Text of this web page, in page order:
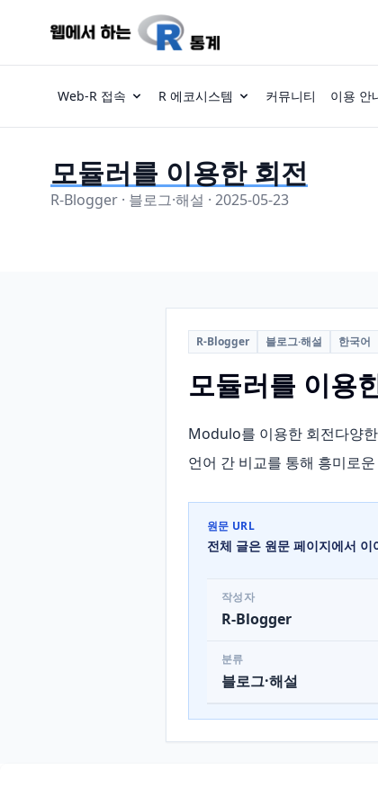
Web-R 접속 R 에코시스템 커뮤니티 이용 안
모듈러를 이용한 회전
R-Blogger · 블로그·해설 · 2025-05-23
R-Blogger 블로그·해설 한국어
모듈러를 이용
Modulo를 이용한 회전다양
언어 간 비교를 통해 흥미로
원문 URL
전체 글은 원문 페이지에서
작성자
R-Blogger
분류
블로그·해설